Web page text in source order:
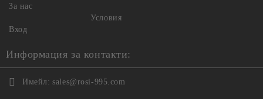
За нас
Вход
Условия
Информация за контакти:
Имейл: sales@rosi-995.com